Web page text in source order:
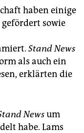
haben einige
sowie
Stand News
als auch ein
erklärten die
Newsum
habe. Lams